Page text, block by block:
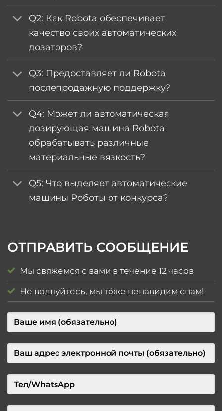
Q2: Как Robota обеспечивает
качество своих автоматических
дозаторов?
Q3: Предоставляет ли Robota
послепродажную поддержку?
Q4: Может ли автоматическая
дозирующая машина Robota
обрабатывать различные
материальные вязкость?
Q5: Что выделяет автоматические
машины Роботы от конкурса?
ОТПРАВИТЬ СООБЩЕНИЕ
Мы свяжемся с вами в течение 12 часов
Не волнуйтесь, мы тоже ненавидим спам!